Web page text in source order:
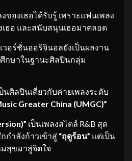
ของเธอได้รับรู้ เพราะแฟนเพลง
ธอ และสนับสนุนเธอมาตลอด
วอร์ชั่นออริจินอลยังเป็นผลงาน
กษาในฐานะศิลปินกลุ่ม
นศิลปินเดี่ยวกับค่ายเพลงระดับ
Greater China (UMGC)”
เป็นเพลงสไตล์ R&B สุด
กำลังก้าวเข้าสู่ “ฤดูร้อน” แต่เป็น
สุขมาสู่จิตใจ